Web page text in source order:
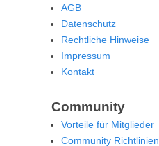
AGB
Datenschutz
Rechtliche Hinweise
Impressum
Kontakt
Community
Vorteile für Mitglieder
Community Richtlinien